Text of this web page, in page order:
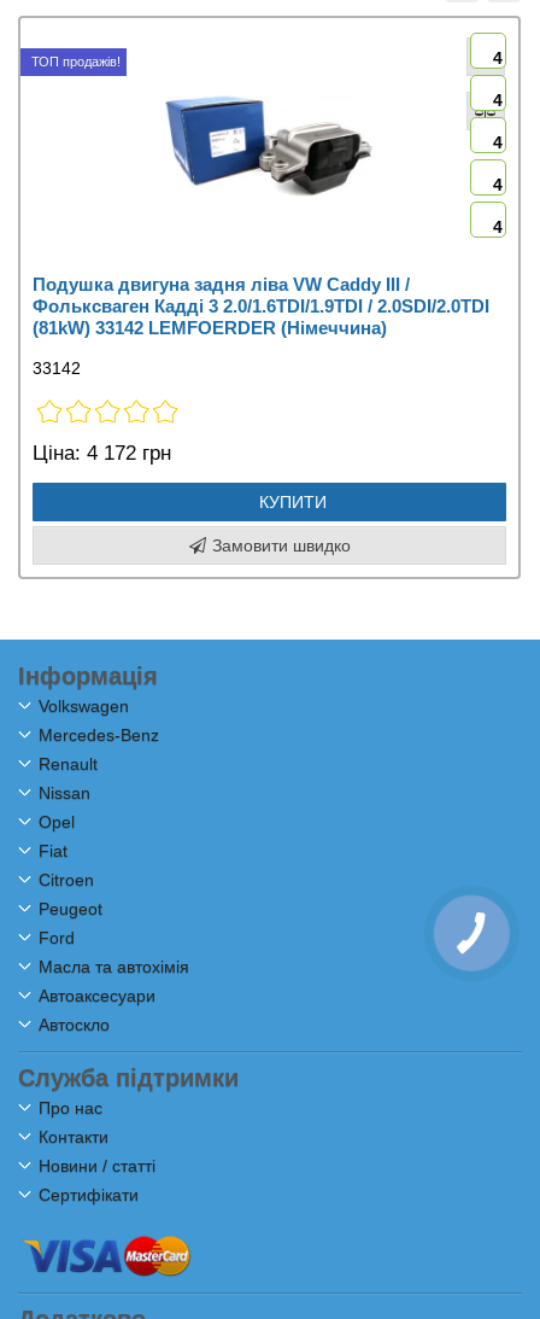
ТОП продажів! 4
4
4
4
4
Подушка двигуна задня ліва VW Caddy III /
Фольксваген Кадді 3 2.0/1.6TDI/1.9TDI / 2.0SDI/2.0TDI
(81kW) 33142 LEMFOERDER (Німеччина)
33142
Ціна: 4 172 грн
КУПИТИ
Замовити швидко
Інформація
Volkswagen
Mercedes-Benz
Renault
Nissan
Opel
Fiat
Citroen
Peugeot
Ford
Масла та автохімія
Автоаксесуари
Автоскло
Служба підтримки
Про нас
Контакти
Новини / статті
Сертифікати